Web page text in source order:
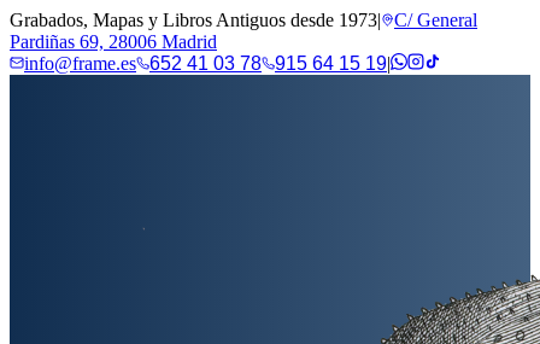
Grabados, Mapas y Libros Antiguos desde 1973|
C/ General
Pardiñas 69, 28006 Madrid
info@frame.es
652 41 03 78 915 64 15 19|